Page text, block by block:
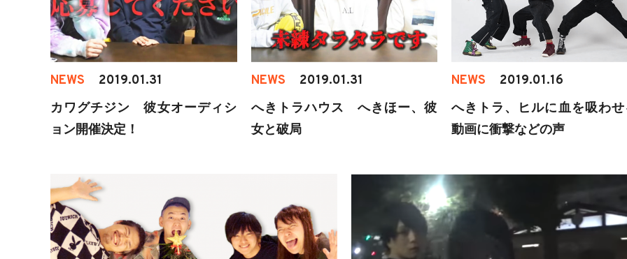
NEWS 2019.01.31
カワグチジン 彼女オーディシ
ョン開催決定！
NEWS 2019.01.31
へきトラハウス へきほー、彼
女と破局
NEWS 2019.01.16
へきトラ、ヒルに血を吸わ
動画に衝撃などの声